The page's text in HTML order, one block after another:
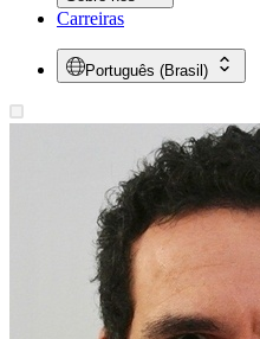
Carreiras
Português (Brasil)